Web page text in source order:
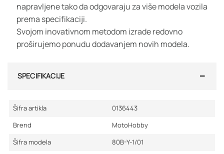
napravljene tako da odgovaraju za više modela vozila
prema specifikaciji.
Svojom inovativnom metodom izrade redovno
proširujemo ponudu dodavanjem novih modela.
SPECIFIKACIJE
Šifra artikla
0136443
Brend
MotoHobby
Šifra modela
80B-Y-1/01